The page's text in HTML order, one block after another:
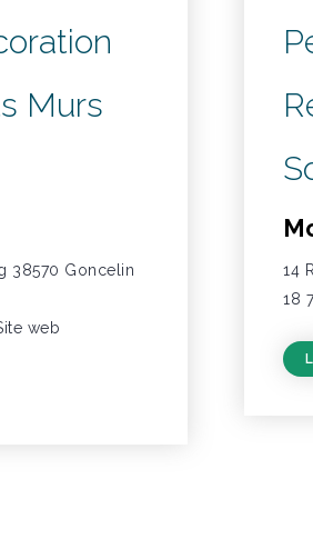
Murs
38570 Goncelin
web
14
18